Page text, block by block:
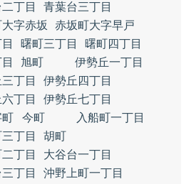
丁目
青葉台三丁目
字赤坂
赤坂町大字早戸
曙町三丁目
曙町四丁目
旭町
伊勢丘一丁目
丁目
伊勢丘四丁目
丁目
伊勢丘七丁目
町 今町
入船町一丁目
丁目
胡町
丁目
大谷台一丁目
丁目
沖野上町一丁目